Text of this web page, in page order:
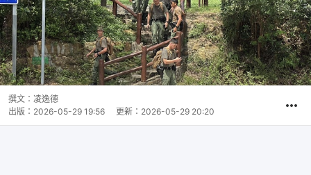
撰文： 凌逸德
出版： 2026-05-29 19:56 更新： 2026-05-29 20:20